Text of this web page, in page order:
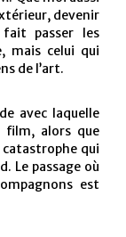
devenir
passer les
mais celui qui
de l’art.
avec laquelle
film, alors que
qui
Le passage où
est